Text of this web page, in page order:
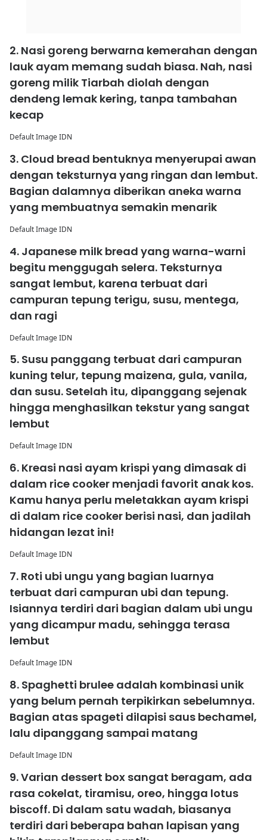
2. Nasi goreng berwarna kemerahan dengan
lauk ayam memang sudah biasa. Nah, nasi
goreng milik Tiarbah diolah dengan
dendeng lemak kering, tanpa tambahan
kecap
Default Image IDN
3. Cloud bread bentuknya menyerupai awan
dengan teksturnya yang ringan dan lembut.
Bagian dalamnya diberikan aneka warna
yang membuatnya semakin menarik
Default Image IDN
4. Japanese milk bread yang warna-warni
begitu menggugah selera. Teksturnya
sangat lembut, karena terbuat dari
campuran tepung terigu, susu, mentega,
dan ragi
Default Image IDN
5. Susu panggang terbuat dari campuran
kuning telur, tepung maizena, gula, vanila,
dan susu. Setelah itu, dipanggang sejenak
hingga menghasilkan tekstur yang sangat
lembut
Default Image IDN
6. Kreasi nasi ayam krispi yang dimasak di
dalam rice cooker menjadi favorit anak kos.
Kamu hanya perlu meletakkan ayam krispi
di dalam rice cooker berisi nasi, dan jadilah
hidangan lezat ini!
Default Image IDN
7. Roti ubi ungu yang bagian luarnya
terbuat dari campuran ubi dan tepung.
Isiannya terdiri dari bagian dalam ubi ungu
yang dicampur madu, sehingga terasa
lembut
Default Image IDN
8. Spaghetti brulee adalah kombinasi unik
yang belum pernah terpikirkan sebelumnya.
Bagian atas spageti dilapisi saus bechamel,
lalu dipanggang sampai matang
Default Image IDN
9. Varian dessert box sangat beragam, ada
rasa cokelat, tiramisu, oreo, hingga lotus
biscoff. Di dalam satu wadah, biasanya
terdiri dari beberapa bahan lapisan yang